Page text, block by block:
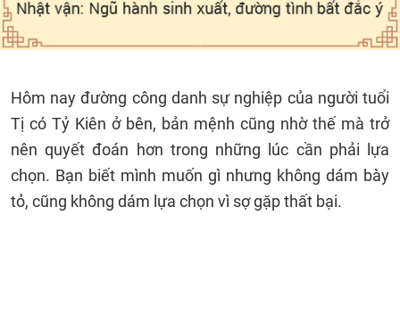
Hôm nay đường công danh sự nghiệp của người tuổi
Tị có Tỷ Kiên ở bên, bản mệnh cũng nhờ thế mà trở
nên quyết đoán hơn trong những lúc cần phải lựa
chọn. Bạn biết mình muốn gì nhưng không dám bày
tỏ, cũng không dám lựa chọn vì sợ gặp thất bại.